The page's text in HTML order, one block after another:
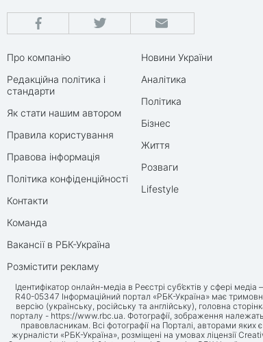
Про компанію
Редакційна політика і
стандарти
Як стати нашим автором
Правила користування
Правова інформація
Політика конфіденційності
Контакти
Команда
Вакансії в РБК-Україна
Розмістити рекламу
Новини України
Аналітика
Політика
Бізнес
Життя
Розваги
Lifestyle
Ідентифікатор онлайн-медіа в Реєстрі суб’єктів у сфері медіа
R40-05347 Інформаційний портал «РБК-Україна» має
версію (українську, російську та англійську), головна
порталу - https://www.rbc.ua. Фотографії, зображення належать
правовласникам. Всі фотографії на Порталі, авторами яких є
журналісти «РБК-Україна», розміщені на умовах ліцензії